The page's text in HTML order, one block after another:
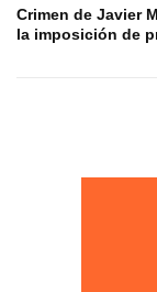
Crimen de Javier
la imposición de